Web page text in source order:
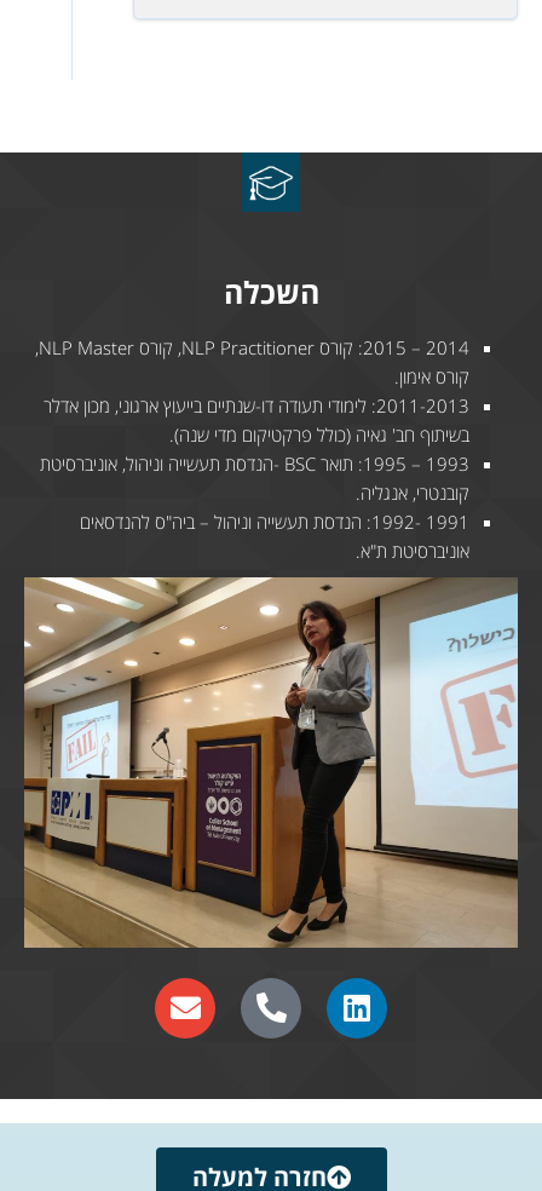
השכלה
2014 – 2015: קורס NLP Practitioner, קורס NLP Master,
קורס אימון.
2011-2013: לימודי תעודה דו-שנתיים בייעוץ ארגוני, מכון אדלר
בשיתוף חב' גאיה (כולל פרקטיקום מדי שנה).
1993 – 1995: תואר BSC -הנדסת תעשייה וניהול, אוניברסיטת
קובנטרי, אנגליה.
1991 -1992: הנדסת תעשייה וניהול – ביה"ס להנדסאים
אוניברסיטת ת"א.
חזרה למעלה